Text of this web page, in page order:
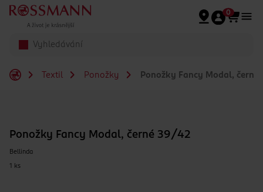
Přeskočit na hlavmní obsah
0
Textil Ponožky Ponožky Fancy Modal,
Ponožky Fancy Modal, černé 39/42
Bellinda
1 ks